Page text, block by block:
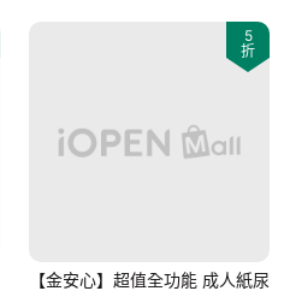
5
折
【金安心】超值全功能 成人紙尿